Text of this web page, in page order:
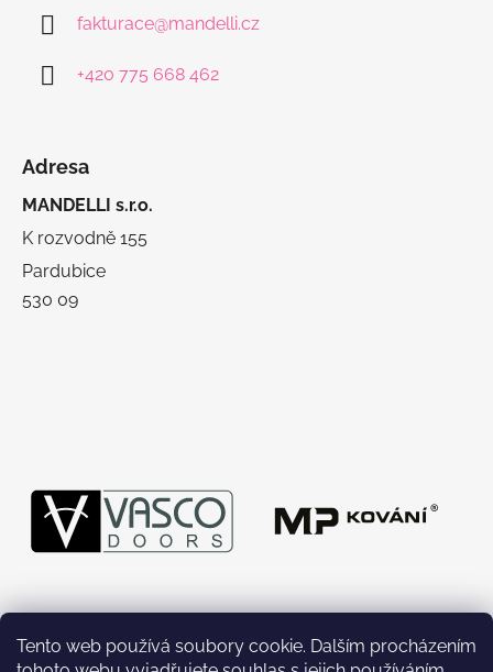
Tento web používá soubory cookie. Dalším procházením
fakturace@mandelli.cz
+420 775 668 462
Adresa
MANDELLI s.r.o.
K rozvodně 155
Pardubice
530 09